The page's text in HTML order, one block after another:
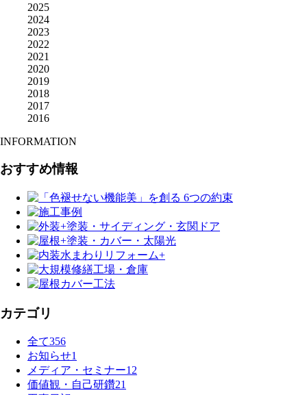
2025
2024
2023
2022
2021
2020
2019
2018
2017
2016
INFORMATION
おすすめ情報
カテゴリ
全て356
お知らせ1
メディア・セミナー12
価値観・自己研鑽21